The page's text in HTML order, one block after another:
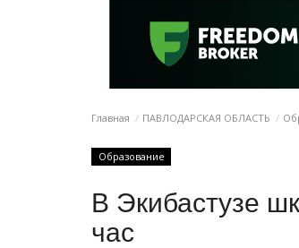
Главная ПАВЛОДАРСКАЯ ОБЛАСТЬ
Образование
В Экибастузе
час